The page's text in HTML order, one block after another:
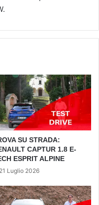
SU STRADA:
CAPTUR 1.8 E-
ESPRIT ALPINE
21 Luglio 2026